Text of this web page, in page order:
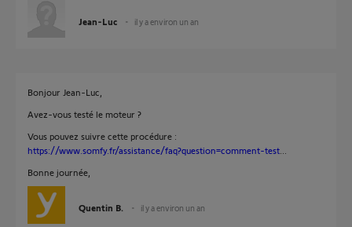
Jean-Luc il y a environ un an
Bonjour Jean-Luc,
Avez-vous testé le moteur ?
Vous pouvez suivre cette procédure :
https://www.somfy.fr/assistance/faq?question=comment-test
Bonne journée,
Quentin B. il y a environ un an